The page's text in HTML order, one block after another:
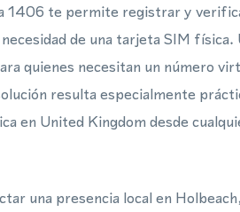
1406 te permite registrar y
de una tarjeta SIM física.
quienes necesitan un número
resulta especialmente
en United Kingdom desde
una presencia local en Holbeach,